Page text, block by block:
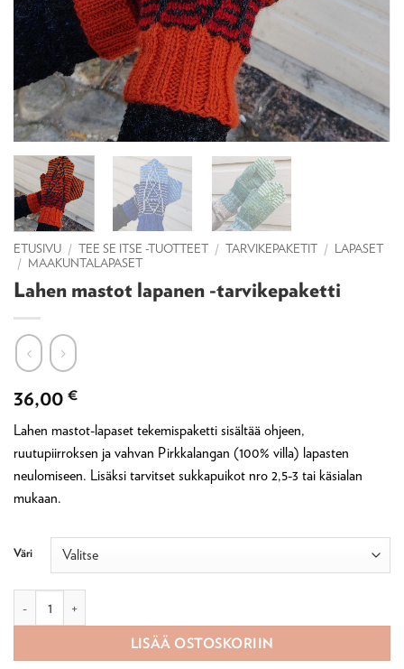
ETUSIVU / TEE SE ITSE -TUOTTEET / TARVIKEPAKETIT / LAPASET
/ MAAKUNTALAPASET
Lahen mastot lapanen -tarvikepaketti
36,00 €
Lahen mastot-lapaset tekemispaketti sisältää ohjeen,
ruutupiirroksen ja vahvan Pirkkalangan (100% villa) lapasten
neulomiseen. Lisäksi tarvitset sukkapuikot nro 2,5-3 tai käsialan
mukaan.
Väri
LISÄÄ OSTOSKORIIN